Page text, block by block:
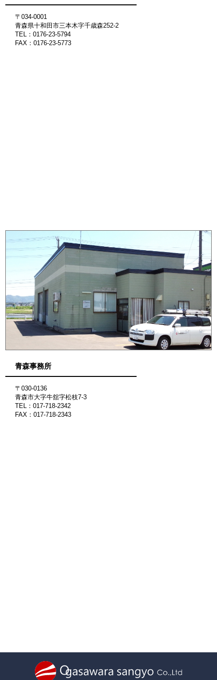
〒034-0001
青森県十和田市三本木字千歳森252-2
TEL：0176-23-5794
FAX：0176-23-5773
青森事務所
〒030-0136
青森市大字牛舘字松枝7-3
TEL：017-718-2342
FAX：017-718-2343